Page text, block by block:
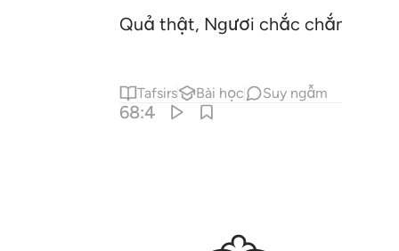
Quả thật, Ngươi chắc chắn sẽ
Tafsirs Bài học Suy ngẫm
68:4